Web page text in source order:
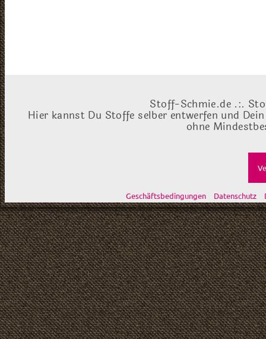
Stoff-Schmie.de .:.
Hier kannst Du Stoffe selber entwerfen und
ohne
Geschäftsbedingungen Datenschutz